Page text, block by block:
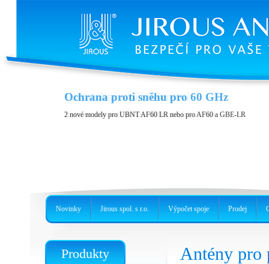
Variabilita a příslušenství
Nerezové provedení, precizní držák nebo kovový box
Ochrana proti sněhu pro 60 GHz
2 nové modely pro UBNT AF60 LR nebo pro AF60 a GBE-LR
Antény pro
Produkty
Novinky Jirous spol. s r.o. Výpočet spoje Prodej